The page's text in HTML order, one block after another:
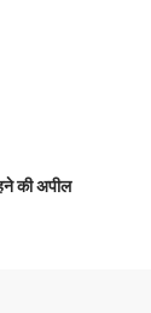
की अपील